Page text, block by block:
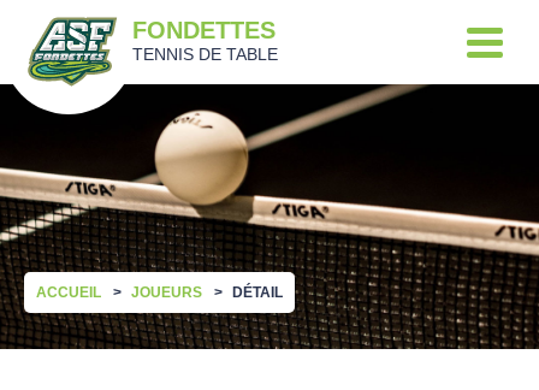
FONDETTES
TENNIS DE TABLE
ACCUEIL JOUEURS DÉTAIL